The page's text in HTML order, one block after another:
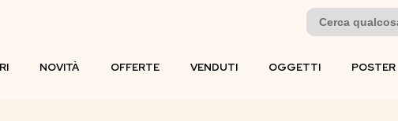
Search
for:
NOVITÀ OFFERTE VENDUTI OGGETTI POSTER